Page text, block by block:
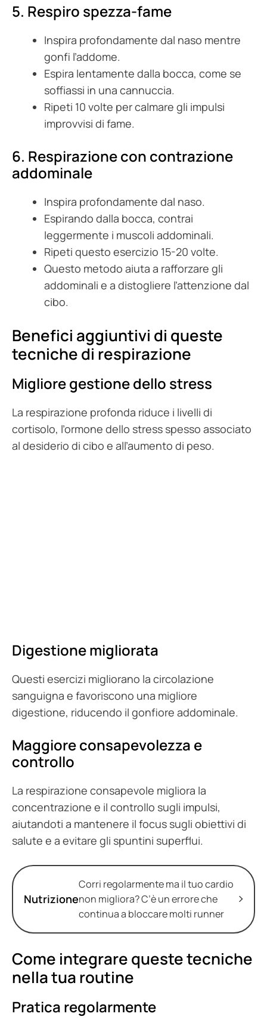
5. Respiro spezza-fame
Inspira profondamente dal naso mentre
gonfi l’addome.
Espira lentamente dalla bocca, come se
soffiassi in una cannuccia.
Ripeti 10 volte per calmare gli impulsi
improvvisi di fame.
6. Respirazione con contrazione
addominale
Inspira profondamente dal naso.
Espirando dalla bocca, contrai
leggermente i muscoli addominali.
Ripeti questo esercizio 15-20 volte.
Questo metodo aiuta a rafforzare gli
addominali e a distogliere l’attenzione dal
cibo.
Benefici aggiuntivi di queste
tecniche di respirazione
Migliore gestione dello stress
La respirazione profonda riduce i livelli di
cortisolo, l’ormone dello stress spesso associato
al desiderio di cibo e all’aumento di peso.
Digestione migliorata
Questi esercizi migliorano la circolazione
sanguigna e favoriscono una migliore
digestione, riducendo il gonfiore addominale.
Maggiore consapevolezza e
controllo
La respirazione consapevole migliora la
concentrazione e il controllo sugli impulsi,
aiutandoti a mantenere il focus sugli obiettivi di
salute e a evitare gli spuntini superflui.
Nutrizione
Corri regolarmente ma il tuo cardio
non migliora? C’è un errore che
continua a bloccare molti runner
Come integrare queste tecniche
nella tua routine
Pratica regolarmente